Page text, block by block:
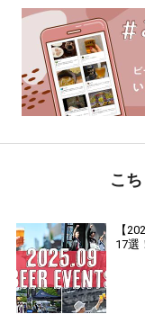
こ
【
17選